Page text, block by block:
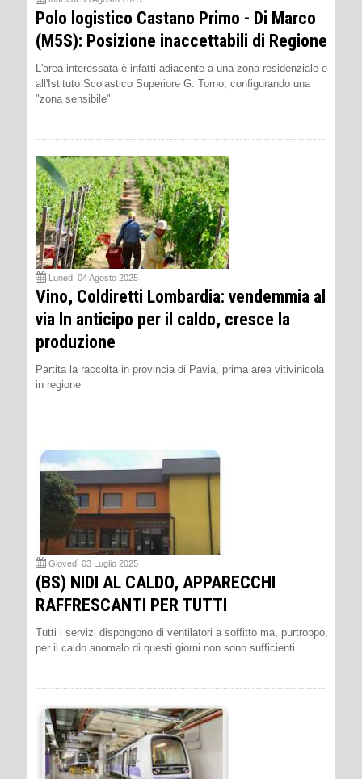
Polo logistico Castano Primo - Di Marco
(M5S): Posizione inaccettabili di Regione
L'area interessata è infatti adiacente a una zona residenziale e
all'Istituto Scolastico Superiore G. Torno, configurando una
"zona sensibile"
Lunedì 04 Agosto 2025
Vino, Coldiretti Lombardia: vendemmia al
via In anticipo per il caldo, cresce la
produzione
Partita la raccolta in provincia di Pavia, prima area vitivinicola
in regione
Giovedì 03 Luglio 2025
(BS) NIDI AL CALDO, APPARECCHI
RAFFRESCANTI PER TUTTI
Tutti i servizi dispongono di ventilatori a soffitto ma, purtroppo,
per il caldo anomalo di questi giorni non sono sufficienti.